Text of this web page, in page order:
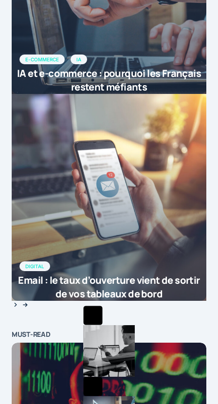
E-COMMERCE IA
IA et e-commerce : pourquoi les Français
restent méfiants
DIGITAL
Email : le taux d’ouverture vient de sortir
de vos tableaux de bord
MUST-READ